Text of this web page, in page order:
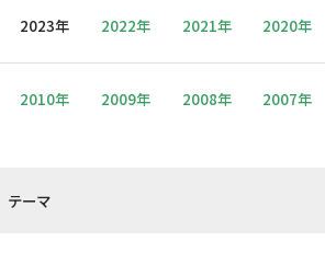
2023年 2022年 2021年 2020年
2010年 2009年 2008年 2007年
テーマ